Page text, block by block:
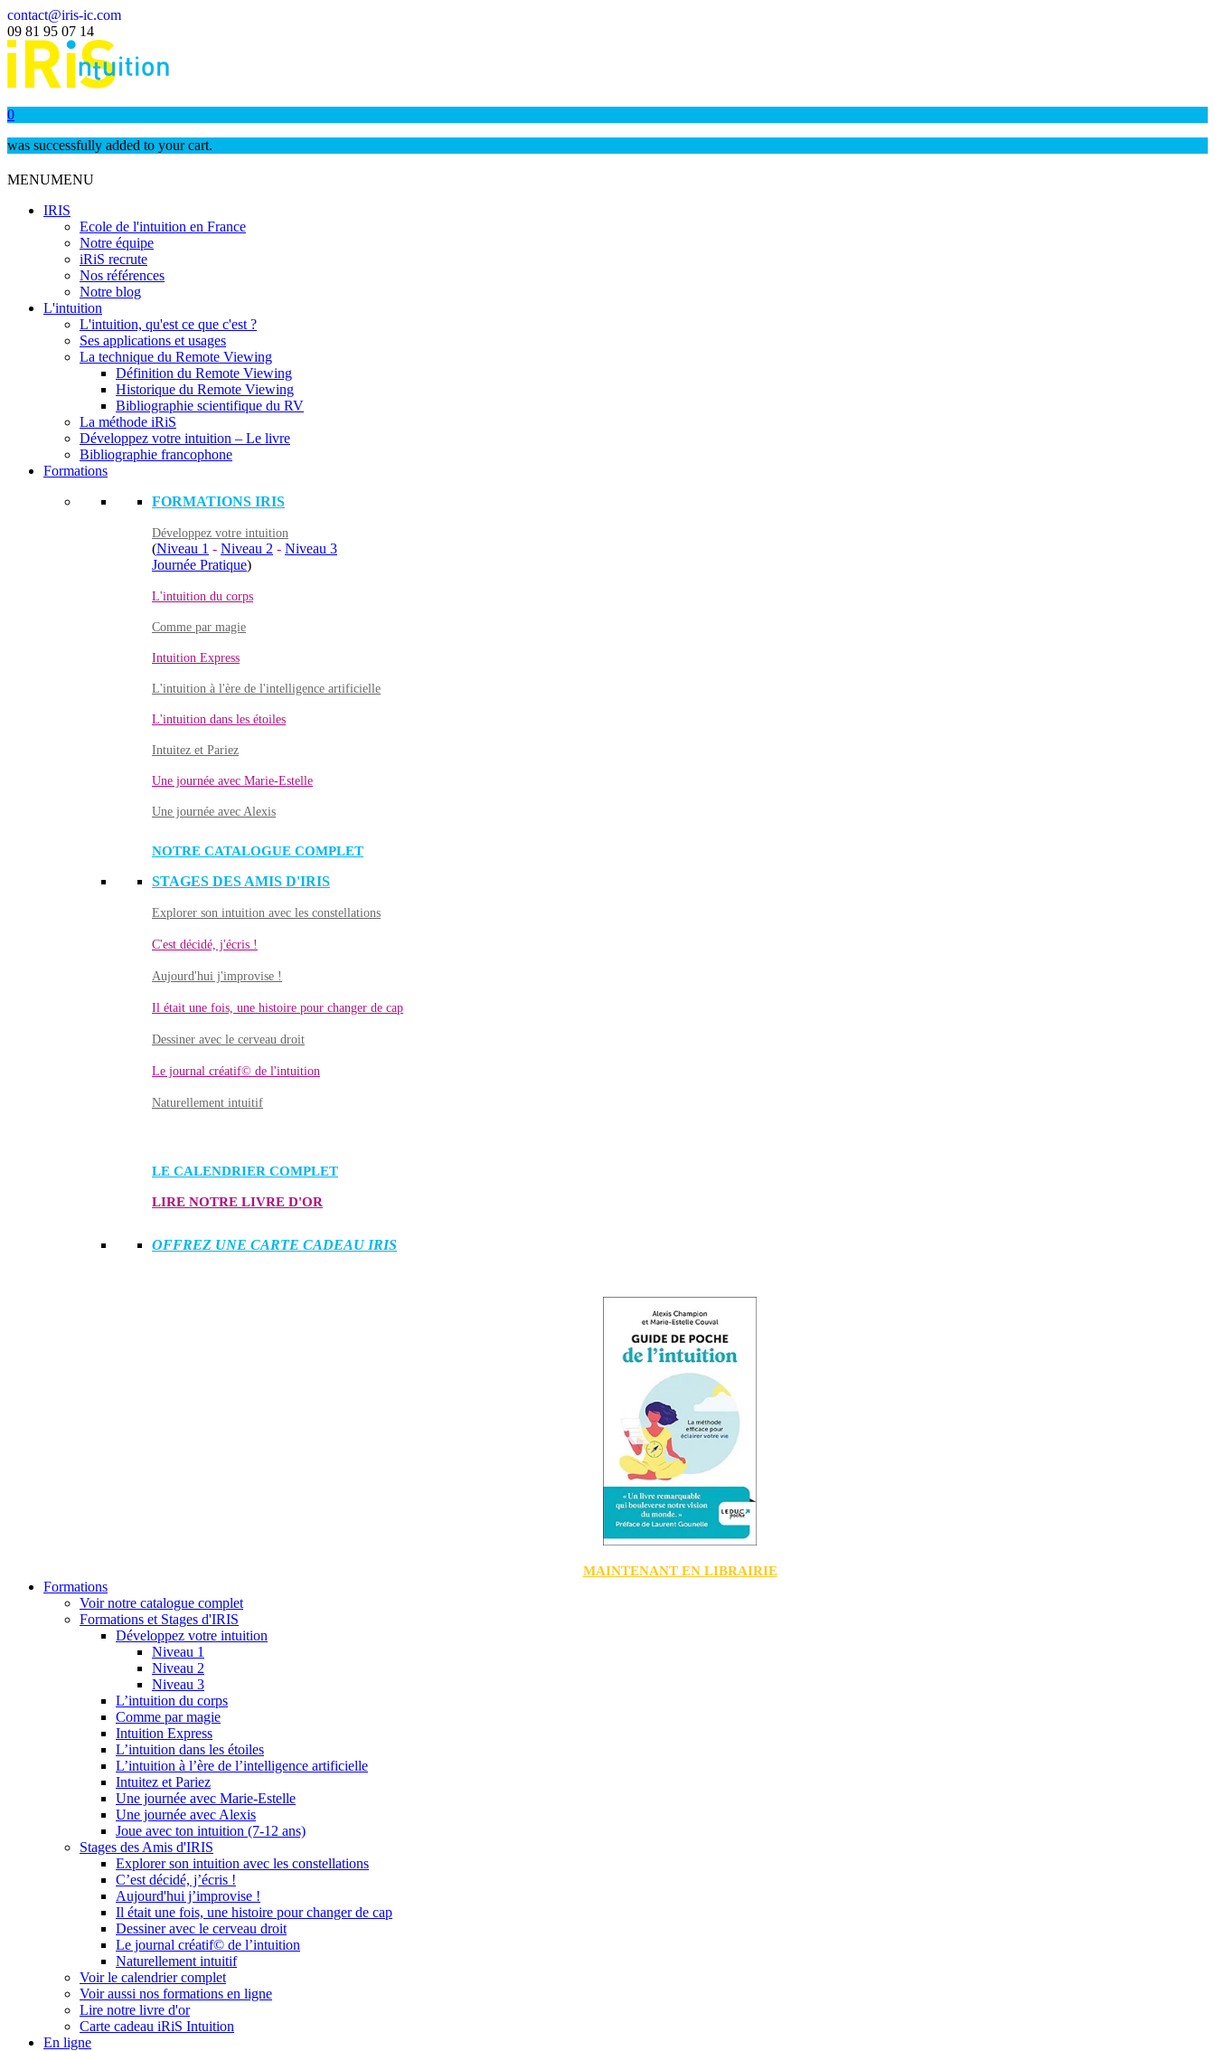
contact@iris-ic.com
09 81 95 07 14
0
was successfully added to your cart.
MENUMENU
IRIS
Ecole de l'intuition en France
Notre équipe
iRiS recrute
Nos références
Notre blog
L'intuition
L'intuition, qu'est ce que c'est ?
Ses applications et usages
La technique du Remote Viewing
Définition du Remote Viewing
Historique du Remote Viewing
Bibliographie scientifique du RV
La méthode iRiS
Développez votre intuition – Le livre
Bibliographie francophone
Formations
FORMATIONS IRIS
Développez votre intuition
(Niveau 1 - Niveau 2 - Niveau 3
Journée Pratique)
L'intuition du corps
Comme par magie
Intuition Express
L'intuition à l'ère de l'intelligence artificielle
L'intuition dans les étoiles
Intuitez et Pariez
Une journée avec Marie-Estelle
Une journée avec Alexis
NOTRE CATALOGUE COMPLET
STAGES DES AMIS D'IRIS
Explorer son intuition avec les constellations
C'est décidé, j'écris !
Aujourd'hui j'improvise !
Il était une fois, une histoire pour changer de cap
Dessiner avec le cerveau droit
Le journal créatif© de l'intuition
Naturellement intuitif
LE CALENDRIER COMPLET
LIRE NOTRE LIVRE D'OR
OFFREZ UNE CARTE CADEAU IRIS
MAINTENANT EN LIBRAIRIE
Formations
Voir notre catalogue complet
Formations et Stages d'IRIS
Développez votre intuition
Niveau 1
Niveau 2
Niveau 3
L’intuition du corps
Comme par magie
Intuition Express
L’intuition dans les étoiles
L’intuition à l’ère de l’intelligence artificielle
Intuitez et Pariez
Une journée avec Marie-Estelle
Une journée avec Alexis
Joue avec ton intuition (7-12 ans)
Stages des Amis d'IRIS
Explorer son intuition avec les constellations
C’est décidé, j’écris !
Aujourd'hui j’improvise !
Il était une fois, une histoire pour changer de cap
Dessiner avec le cerveau droit
Le journal créatif© de l’intuition
Naturellement intuitif
Voir le calendrier complet
Voir aussi nos formations en ligne
Lire notre livre d'or
Carte cadeau iRiS Intuition
En ligne